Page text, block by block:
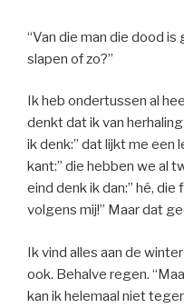
“Van die man die dood
slapen of zo?”
Ik heb ondertussen al
denkt dat ik van
ik denk:” dat lijkt me een
kant:” die hebben we al
eind denk ik dan:” hé, die
volgens mij!” Maar dat
Ik vind alles aan de
ook. Behalve regen.
kan ik helemaal niet